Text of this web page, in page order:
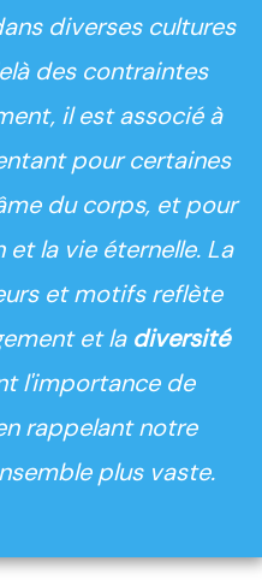
diverses cultures
des contraintes
il est associé à
pour certaines
du corps, et pour
la vie éternelle. La
et motifs reflète
et la diversité
l'importance de
rappelant notre
plus vaste.